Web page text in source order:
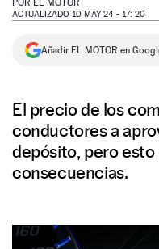
NEWSLETTER
POR EL MOTOR
ACTUALIZADO 10 MAY 24 - 17: 20
Añadir EL MOTOR en
El precio de los
conductores a
depósito, pero
consecuencias.